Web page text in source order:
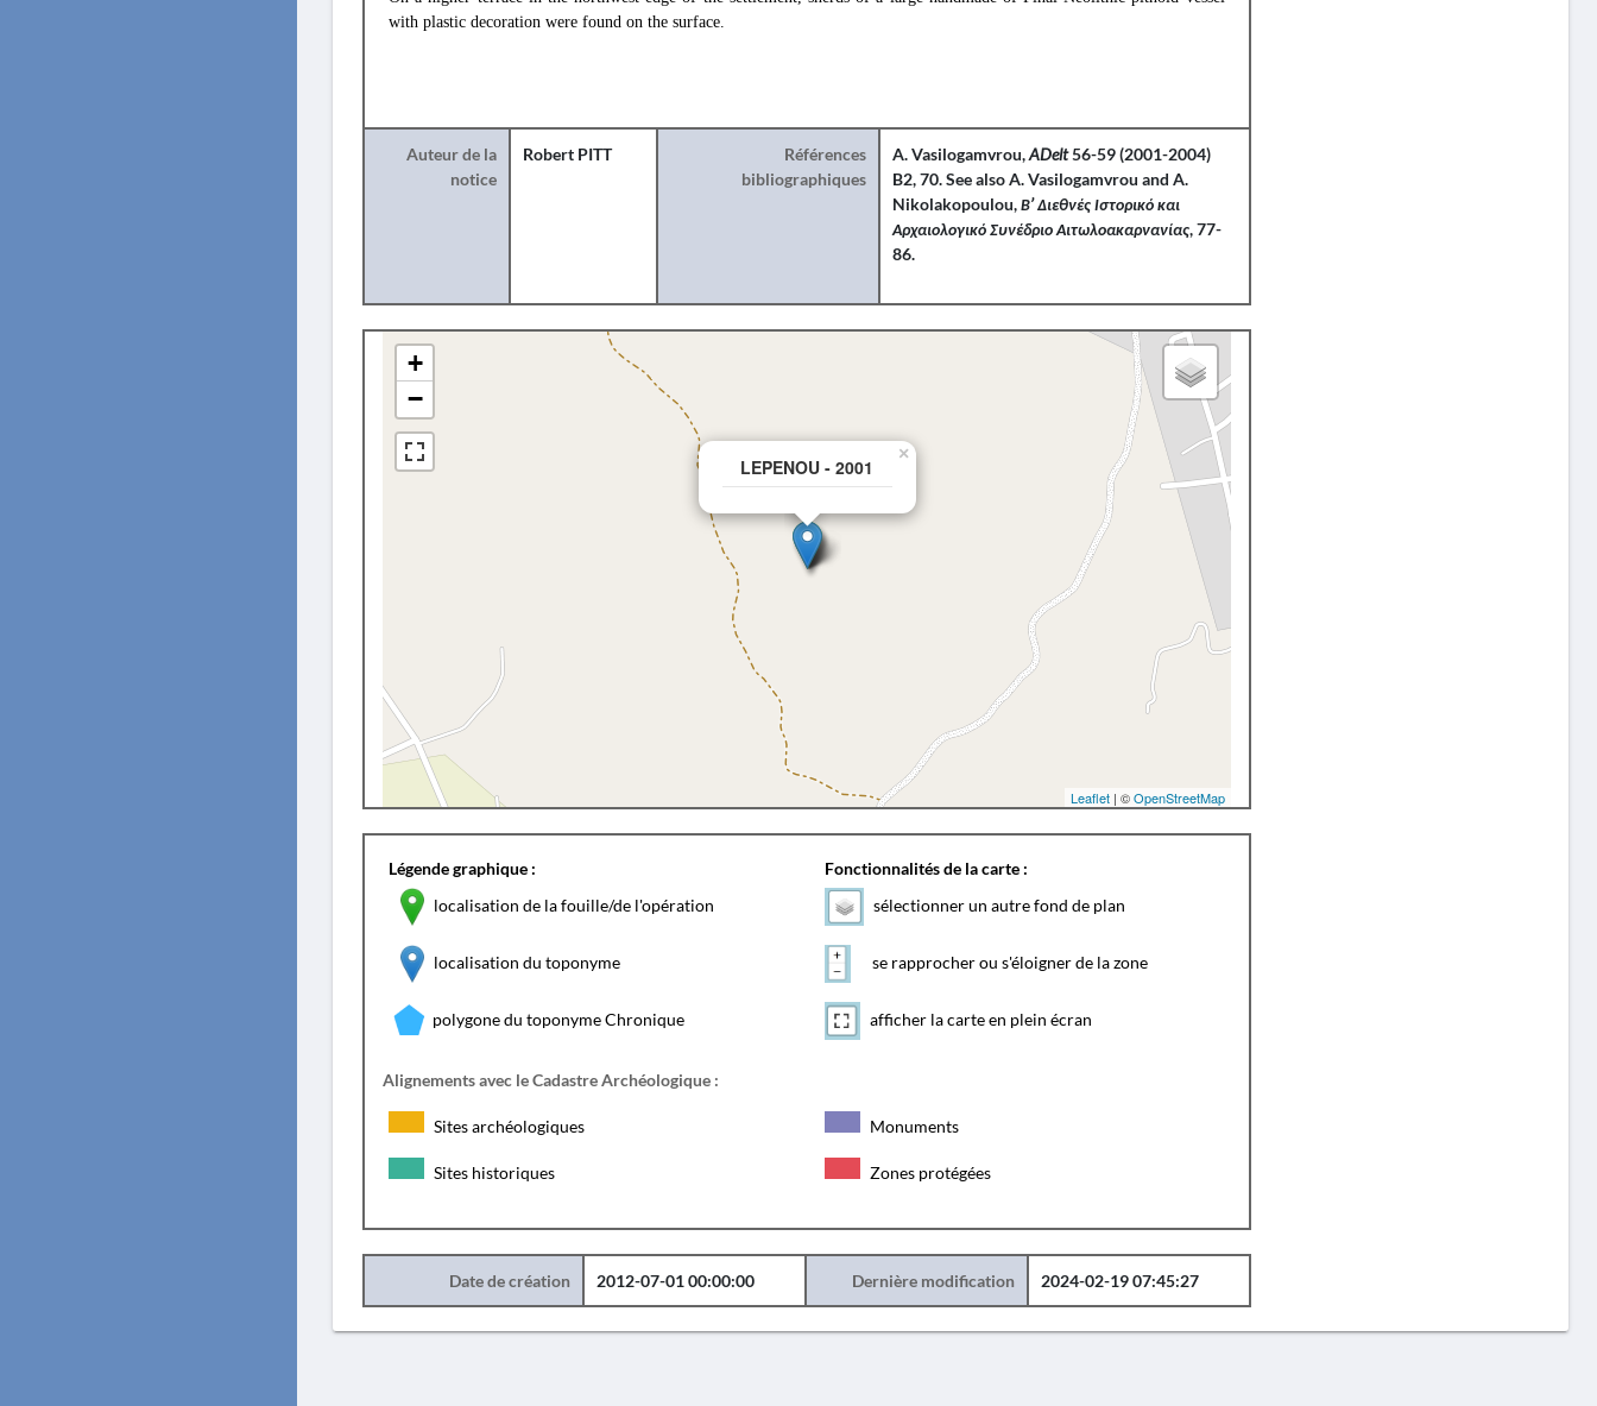
with plastic decoration were found on the surface.
Auteur de la
notice
Robert PITT
Références
bibliographiques
A. Vasilogamvrou,ADelt56-59 (2001-2004)
B2, 70. See also A. Vasilogamvrou and A.
Nikolakopoulou,Β’ Διεθνές Ιστορικό και
Αρχαιολογικό Συνέδριο Αιτωλοακαρνανίας, 77-
86.
LEPENOU - 2001
×
+
−
Leaflet| ©OpenStreetMap
Légende graphique :
localisation de la fouille/de l'opération
localisation du toponyme
polygone du toponyme Chronique
Fonctionnalités de la carte :
sélectionner un autre fond de plan
se rapprocher ou s'éloigner de la zone
afficher la carte en plein écran
Alignements avec le Cadastre Archéologique :
Sites archéologiques Monuments
Sites historiques Zones protégées
Date de création 2012-07-01 00:00:00 Dernière modification 2024-02-19 07:45:27